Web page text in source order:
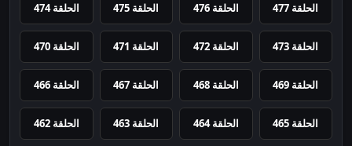
الحلقة 477 الحلقة 476 الحلقة 475 الحلقة 474
الحلقة 473 الحلقة 472 الحلقة 471 الحلقة 470
الحلقة 469 الحلقة 468 الحلقة 467 الحلقة 466
الحلقة 465 الحلقة 464 الحلقة 463 الحلقة 462